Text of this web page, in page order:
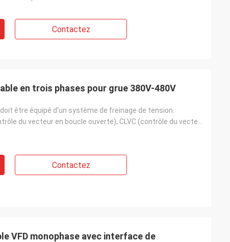
Contactez
en trois phases pour grue 380V-480V
doit être équipé d'un système de freinage de tension.
Contactez
VFD monophase avec interface de